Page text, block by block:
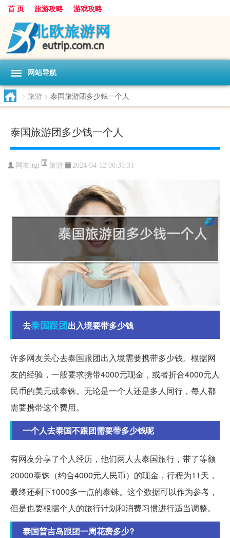
首 页 旅游攻略 游戏攻略
网站导航
> 旅游 > 泰国旅游团多少钱一个人
泰国旅游团多少钱一个人
网友:tgl 旅游 2024-04-12 00:31:31
去泰国跟团出入境要带多少钱
许多网友关心去泰国跟团出入境需要携带多少钱。根据网
友的经验，一般要求携带4000元现金，或者折合4000元人
民币的美元或泰铢。无论是一个人还是多人同行，每人都
需要携带这个费用。
一个人去泰国不跟团需要带多少钱呢
有网友分享了个人经历，他们两人去泰国旅行，带了等额
20000泰铢（约合4000元人民币）的现金，行程为11天，
最终还剩下1000多一点的泰铢。这个数据可以作为参考，
但是也要根据个人的旅行计划和消费习惯进行适当调整。
泰国普吉岛跟团一周花费多少?